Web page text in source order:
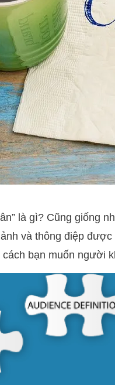
là gì? Cũng giống
và thông điệp
bạn muốn người